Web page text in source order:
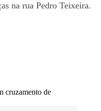
na rua Pedro Teixeira.